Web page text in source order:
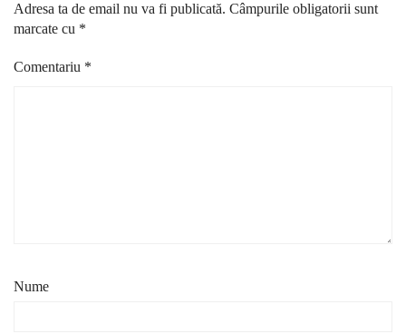
Adresa ta de email nu va fi publicată. Câmpurile obligatorii sunt
marcate cu *
Comentariu *
Nume